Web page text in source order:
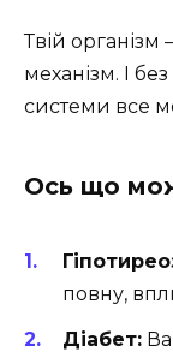
Твій
механізм. І
системи все
Ось що
повну,
Діабет: